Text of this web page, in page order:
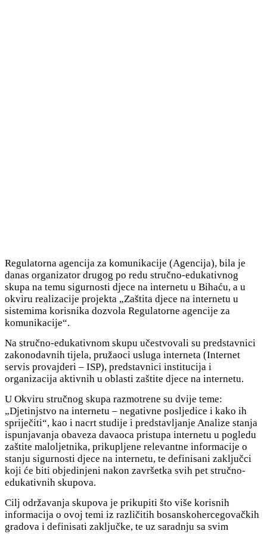
Regulatorna agencija za komunikacije (Agencija), bila je
danas organizator drugog po redu stručno-edukativnog
skupa na temu sigurnosti djece na internetu u Bihaću, a u
okviru realizacije projekta „Zaštita djece na internetu u
sistemima korisnika dozvola Regulatorne agencije za
komunikacije“.
Na stručno-edukativnom skupu učestvovali su predstavnici
zakonodavnih tijela, pružaoci usluga interneta (Internet
servis provajderi – ISP), predstavnici institucija i
organizacija aktivnih u oblasti zaštite djece na internetu.
U Okviru stručnog skupa razmotrene su dvije teme:
„Djetinjstvo na internetu – negativne posljedice i kako ih
spriječiti“, kao i nacrt studije i predstavljanje Analize stanja
ispunjavanja obaveza davaoca pristupa internetu u pogledu
zaštite maloljetnika, prikupljene relevantne informacije o
stanju sigurnosti djece na internetu, te definisani zaključci
koji će biti objedinjeni nakon završetka svih pet stručno-
edukativnih skupova.
Cilj održavanja skupova je prikupiti što više korisnih
informacija o ovoj temi iz različitih bosanskohercegovačkih
gradova i definisati zaključke, te uz saradnju sa svim